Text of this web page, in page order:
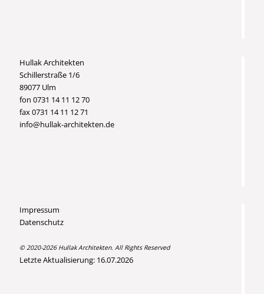
Hullak Architekten
Schillerstraße 1/6
89077 Ulm
fon 0731 14 11 12 70
fax 0731 14 11 12 71
info@hullak-architekten.de
Impressum
Datenschutz
© 2020-2026 Hullak Architekten. All Rights Reserved
Letzte Aktualisierung: 16.07.2026